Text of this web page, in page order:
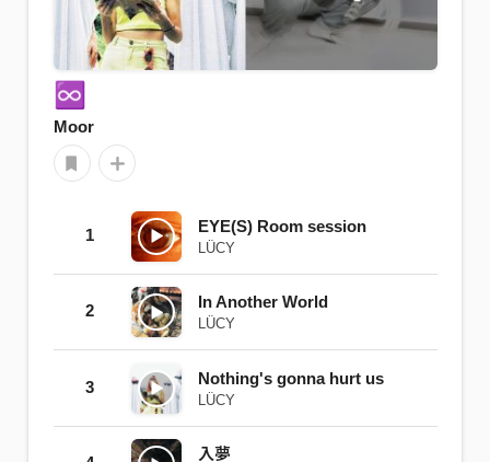
♾️
Moor
1 EYE(S) Room session
LÜCY
2 In Another World
LÜCY
3 Nothing's gonna hurt us
LÜCY
入夢